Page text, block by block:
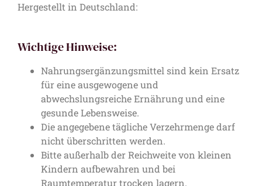
Hergestellt in Deutschland:
Wichtige Hinweise:
Nahrungsergänzungsmittel sind kein Ersatz
für eine ausgewogene und
abwechslungsreiche Ernährung und eine
gesunde Lebensweise.
Die angegebene tägliche Verzehrmenge darf
nicht überschritten werden.
Bitte außerhalb der Reichweite von kleinen
Kindern aufbewahren und bei
Raumtemperatur trocken lagern.